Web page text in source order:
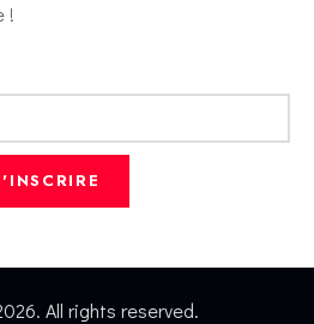
!
All rights reserved.